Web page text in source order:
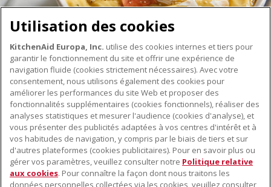
À PROPOS DE KITCHENAID
À propos de KitchenAid
Histoire de la marque
Communiqués de presse
ODR
NOS PRODUITS
Petits électroménagers
Matériel de cuisine
SERVICE CLIENT
Utilisation des cookies
KitchenAid Europa, Inc. utilise des cookies internes et tiers pour
garantir le fonctionnement du site et offrir une expérience de
navigation fluide (cookies strictement nécessaires). Avec votre
consentement, nous utilisons également des cookies pour
améliorer les performances du site Web et proposer des
fonctionnalités supplémentaires (cookies fonctionnels), réaliser des
analyses statistiques et mesurer l'audience (cookies d'analyse), et
vous présenter des publicités adaptées à vos centres d'intérêt et à
vos habitudes de navigation, y compris par le biais de tiers et sur
d'autres plateformes (cookies publicitaires). Pour en savoir plus ou
gérer vos paramètres, veuillez consulter notre Politique relative
aux cookies. Pour connaître la façon dont nous traitons les